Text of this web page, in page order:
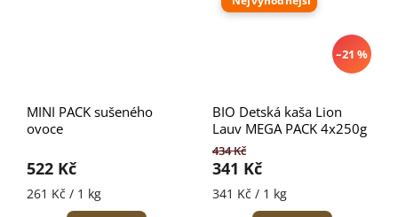
MINI PACK sušeného
ovoce
522 Kč
261 Kč / 1 kg
–21 %
BIO Detská kaša Lion
Lauv MEGA PACK 4x250g
434 Kč
341 Kč
341 Kč / 1 kg